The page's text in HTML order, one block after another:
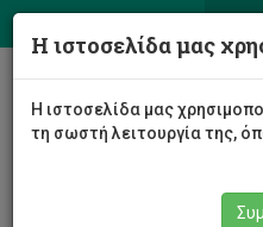
Η ιστοσελίδα μας
Η ιστοσελίδα μας
τη σωστή λειτουργία της,